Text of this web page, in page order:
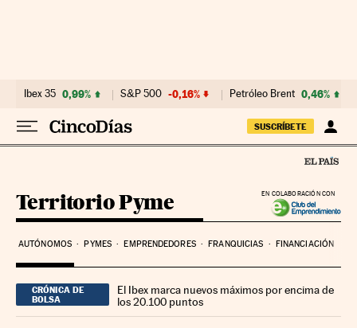
Ibex 35 0,99% S&P 500 -0,16% Petróleo Brent 0,46%
SUSCRÍBETE
EN COLABORACIÓN CON
Territorio Pyme
AUTÓNOMOS PYMES EMPRENDEDORES FRANQUICIAS FINANCIACIÓN
CRÓNICA DE
BOLSA
El Ibex marca nuevos máximos por encima de
los 20.100 puntos